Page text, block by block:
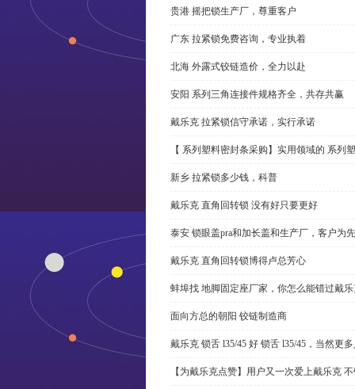
贵港 摇把锁生产厂，尊重客户
广东 拉紧锁免费咨询，专业执着
北海 外露式铰链造价，全力以赴
安阳 系列三角连接件规格齐全，共存共赢
戴乐克 拉紧锁信守承诺，实行承诺
【 系列塑料密封条采购】实用领域的 系列
新乡 拉紧锁多少钱，科普
戴乐克 直角回转锁 没有好只要更好
泰安 锁眼盖pra和加长盖和生产厂，客户为先
戴乐克 直角回转锁博得卢总芳心
蚌埠找 地脚固定座厂家，你怎么能错过戴
面向方总的朝阳 铰链制造商
戴乐克 锁舌 l35/45 好 锁舌 l35/45，当然更
【为戴乐克点赞】用户又一次爱上戴乐克